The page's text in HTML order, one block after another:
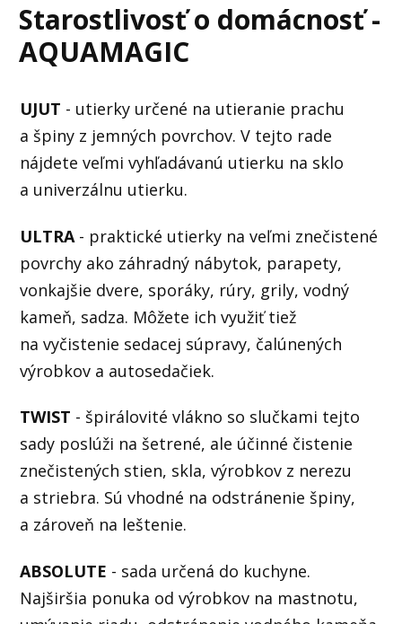
Starostlivosť o domácnosť -
AQUAMAGIC
UJUT - utierky určené na utieranie prachu
a špiny z jemných povrchov. V tejto rade
nájdete veľmi vyhľadávanú utierku na sklo
a univerzálnu utierku.
ULTRA - praktické utierky na veľmi znečistené
povrchy ako záhradný nábytok, parapety,
vonkajšie dvere, sporáky, rúry, grily, vodný
kameň, sadza. Môžete ich využiť tiež
na vyčistenie sedacej súpravy, čalúnených
výrobkov a autosedačiek.
TWIST - špirálovité vlákno so slučkami tejto
sady poslúži na šetrené, ale účinné čistenie
znečistených stien, skla, výrobkov z nerezu
a striebra. Sú vhodné na odstránenie špiny,
a zároveň na leštenie.
ABSOLUTE - sada určená do kuchyne.
Najširšia ponuka od výrobkov na mastnotu,